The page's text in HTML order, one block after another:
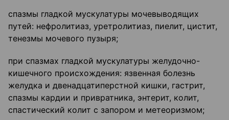
спазмы гладкой мускулатуры мочевыводящих
путей: нефролитиаз, уретролитиаз, пиелит, цистит,
тенезмы мочевого пузыря;
при спазмах гладкой мускулатуры желудочно-
кишечного происхождения: язвенная болезнь
желудка и двенадцатиперстной кишки, гастрит,
спазмы кардии и привратника, энтерит, колит,
спастический колит с запором и метеоризмом;